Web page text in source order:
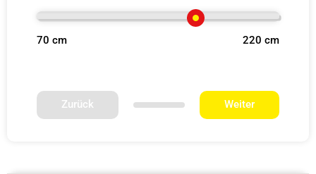
70 cm 220 cm
Zurück Weiter